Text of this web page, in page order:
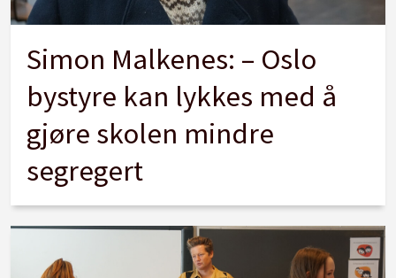
Simon Malkenes: – Oslo
bystyre kan lykkes med å
gjøre skolen mindre
segregert